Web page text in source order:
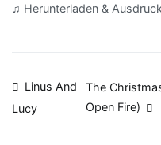
♫ Herunterladen &
Linus And
Lucy
The
Open Fire)